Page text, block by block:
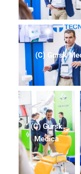
(C) Gursk
(C) Gursk
Medica